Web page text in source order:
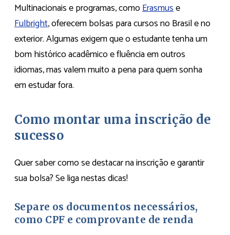
Multinacionais e programas, comoErasmuse
Fulbright, oferecem bolsas para cursos no Brasil e no
exterior. Algumas exigem que o estudante tenha um
bom histórico acadêmico e fluência em outros
idiomas, mas valem muito a pena para quem sonha
em estudar fora.
Como montar uma inscrição de
sucesso
Quer saber como se destacar na inscrição e garantir
sua bolsa? Se liga nestas dicas!
Separe os documentos necessários,
como CPF e comprovante de renda